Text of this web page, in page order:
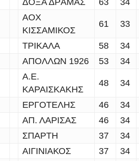
ΔΟΞΑ ΔΡAΜΑΣ 63 34
ΑΟΧ
ΚΙΣΣΑΜΙΚΟΣ
61 33
ΤΡΙΚΑΛΑ 58
34
ΑΠΟΛΛΩΝ 1926 53 34
Α.Ε.
ΚΑΡΑΙΣΚAΚΗΣ
48 34
ΕΡΓΟΤΕΛΗΣ 46
34
ΑΠ. ΛΑΡΙΣΑΣ 46
34
ΣΠAΡΤΗ 37
34
ΑΙΓΙΝΙΑΚΟΣ 37 34